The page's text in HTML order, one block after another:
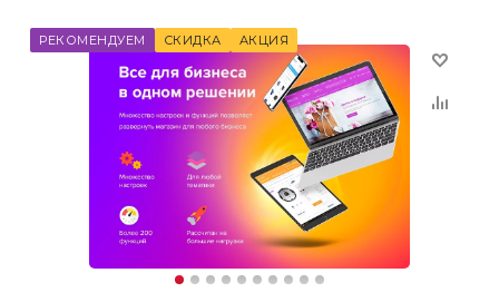
РЕКОМЕНДУЕМ СКИДКА АКЦИЯ